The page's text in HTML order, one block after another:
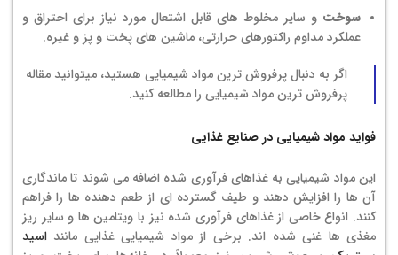
سوخت و سایر مخلوط های قابل اشتعال مورد نیاز برای احتراق و
عملکرد مداوم راکتورهای حرارتی، ماشین های پخت و پز و غیره.
اگر به دنبال پرفروش ترین مواد شیمیایی هستید، میتوانید مقاله
پرفروش ترین مواد شیمیایی را مطالعه کنید.
فواید مواد شیمیایی در صنایع غذایی
این مواد شیمیایی به غذاهای فرآوری شده اضافه می شوند تا ماندگاری
آن ها را افزایش دهند و طیف گسترده ای از طعم دهنده ها را فراهم
کنند. انواع خاصی از غذاهای فرآوری شده نیز با ویتامین ها و سایر ریز
مغذی ها غنی شده اند. برخی از مواد شیمیایی غذایی مانند اسید